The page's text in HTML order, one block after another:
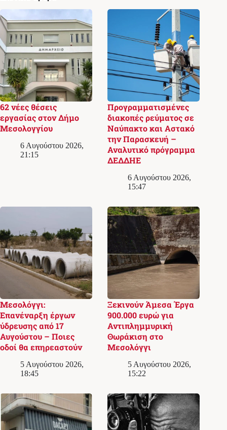
62 νέες θέσεις
εργασίας στον Δήμο
Μεσολογγίου
6 Αυγούστου 2026,
21:15
Προγραμματισμένες
διακοπές ρεύματος σε
Ναύπακτο και Αστακό
την Παρασκευή –
Αναλυτικό πρόγραμμα
ΔΕΔΔΗΕ
6 Αυγούστου 2026,
15:47
Μεσολόγγι:
Επανέναρξη έργων
ύδρευσης από 17
Αυγούστου – Ποιες
οδοί θα επηρεαστούν
5 Αυγούστου 2026,
18:45
Ξεκινούν Άμεσα Έργα
900.000 ευρώ για
Αντιπλημμυρική
Θωράκιση στο
Μεσολόγγι
5 Αυγούστου 2026,
15:22